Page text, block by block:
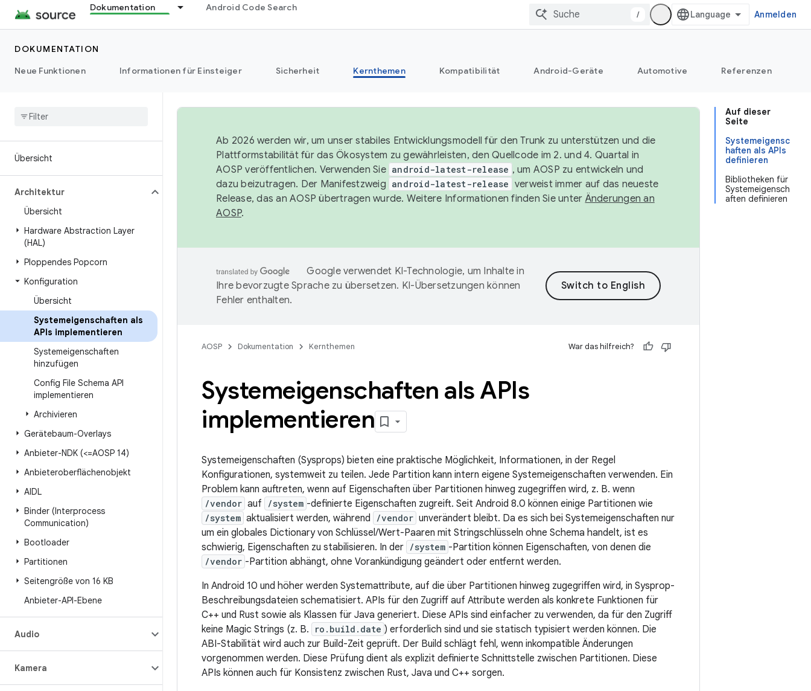
Dokumentation Android Code Search
/ Anmelden
DOKUMENTATION
Neue Funktionen
Informationen für Einsteiger Sicherheit Kernthemen Kompatibilität Android-Geräte Automotive Referenzen
Übersicht
Architektur
Übersicht
Hardware Abstraction Layer
(HAL)
Ploppendes Popcorn
Konfiguration
Übersicht
Systemeigenschaften als
APIs implementieren
Systemeigenschaften
hinzufügen
Config File Schema API
implementieren
Archivieren
Gerätebaum-Overlays
Anbieter-NDK (<=AOSP 14)
Anbieteroberflächenobjekt
AIDL
Binder (Interprocess
Communication)
Bootloader
Partitionen
Seitengröße von 16 KB
Anbieter-API-Ebene
Audio
Kamera
Auf dieser
Seite
Systemeigensc
haften als APIs
definieren
Bibliotheken für
Systemeigensch
aften definieren
Ab 2026 werden wir, um unser stabiles Entwicklungsmodell für den Trunk zu unterstützen und die
Plattformstabilität für das Ökosystem zu gewährleisten, den Quellcode im 2. und 4. Quartal in
AOSP veröffentlichen. Verwenden Sie android-latest-release , um AOSP zu entwickeln und
dazu beizutragen. Der Manifestzweig android-latest-release verweist immer auf das neueste
Release, das an AOSP übertragen wurde. Weitere Informationen finden Sie unter Änderungen an
AOSP.
Google verwendet KI-Technologie, um Inhalte in
Ihre bevorzugte Sprache zu übersetzen. KI-Übersetzungen können
Fehler enthalten.
AOSP Dokumentation Kernthemen War das hilfreich?
Systemeigenschaften als APIs
implementieren
Systemeigenschaften (Sysprops) bieten eine praktische Möglichkeit, Informationen, in der Regel
Konfigurationen, systemweit zu teilen. Jede Partition kann intern eigene Systemeigenschaften verwenden. Ein
Problem kann auftreten, wenn auf Eigenschaften über Partitionen hinweg zugegriffen wird, z. B. wenn
/vendor auf /system -definierte Eigenschaften zugreift. Seit Android 8.0 können einige Partitionen wie
/system aktualisiert werden, während /vendor unverändert bleibt. Da es sich bei Systemeigenschaften nur
um ein globales Dictionary von Schlüssel/Wert-Paaren mit Stringschlüsseln ohne Schema handelt, ist es
schwierig, Eigenschaften zu stabilisieren. In der /system -Partition können Eigenschaften, von denen die
/vendor -Partition abhängt, ohne Vorankündigung geändert oder entfernt werden.
In Android 10 und höher werden Systemattribute, auf die über Partitionen hinweg zugegriffen wird, in Sysprop-
Beschreibungsdateien schematisiert. APIs für den Zugriff auf Attribute werden als konkrete Funktionen für
C++ und Rust sowie als Klassen für Java generiert. Diese APIs sind einfacher zu verwenden, da für den Zugriff
keine Magic Strings (z. B.
ro.build.date ) erforderlich sind und sie statisch typisiert werden können. Die
ABI-Stabilität wird auch zur Build-Zeit geprüft. Der Build schlägt fehl, wenn inkompatible Änderungen
vorgenommen werden. Diese Prüfung dient als explizit definierte Schnittstelle zwischen Partitionen. Diese
APIs können auch für Konsistenz zwischen Rust, Java und C++ sorgen.